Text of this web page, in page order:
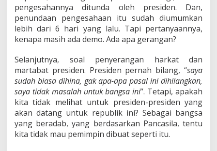
pengesahannya ditunda oleh presiden. Dan,
penundaan pengesahaan itu sudah diumumkan
lebih dari 6 hari yang lalu. Tapi pertanyaannya,
kenapa masih ada demo. Ada apa gerangan?
Selanjutnya, soal penyerangan harkat dan
martabat presiden. Presiden pernah bilang, “saya
sudah biasa dihina, gak apa-apa pasal ini dihilangkan,
saya tidak masalah untuk bangsa ini”. Tetapi, apakah
kita tidak melihat untuk presiden-presiden yang
akan datang untuk republik ini? Sebagai bangsa
yang beradab, yang berdasarkan Pancasila, tentu
kita tidak mau pemimpin dibuat seperti itu.